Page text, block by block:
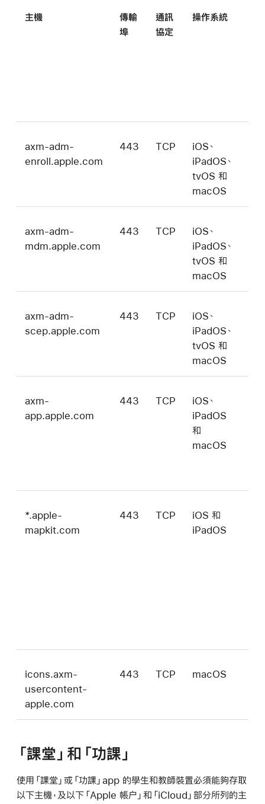
主機
傳輸
埠
通訊
協定
操作系統
axm-adm-
enroll.apple.com
443 TCP
iOS、
iPadOS、
tvOS 和
macOS
axm-adm-
mdm.apple.com
443 TCP
iOS、
iPadOS、
tvOS 和
macOS
axm-adm-
scep.apple.com
443 TCP
iOS、
iPadOS、
tvOS 和
macOS
axm-
app.apple.com
443 TCP
iOS、
iPadOS
和
macOS
*.apple-
mapkit.com
443 TCP
iOS 和
iPadOS
icons.axm-
usercontent-
apple.com
443 TCP macOS
「課堂」和「功課」
使用「課堂」或「功課」app 的學生和教師裝置必須能夠存取
以下主機，及以下「Apple 帳户」和「iCloud」部分所列的主